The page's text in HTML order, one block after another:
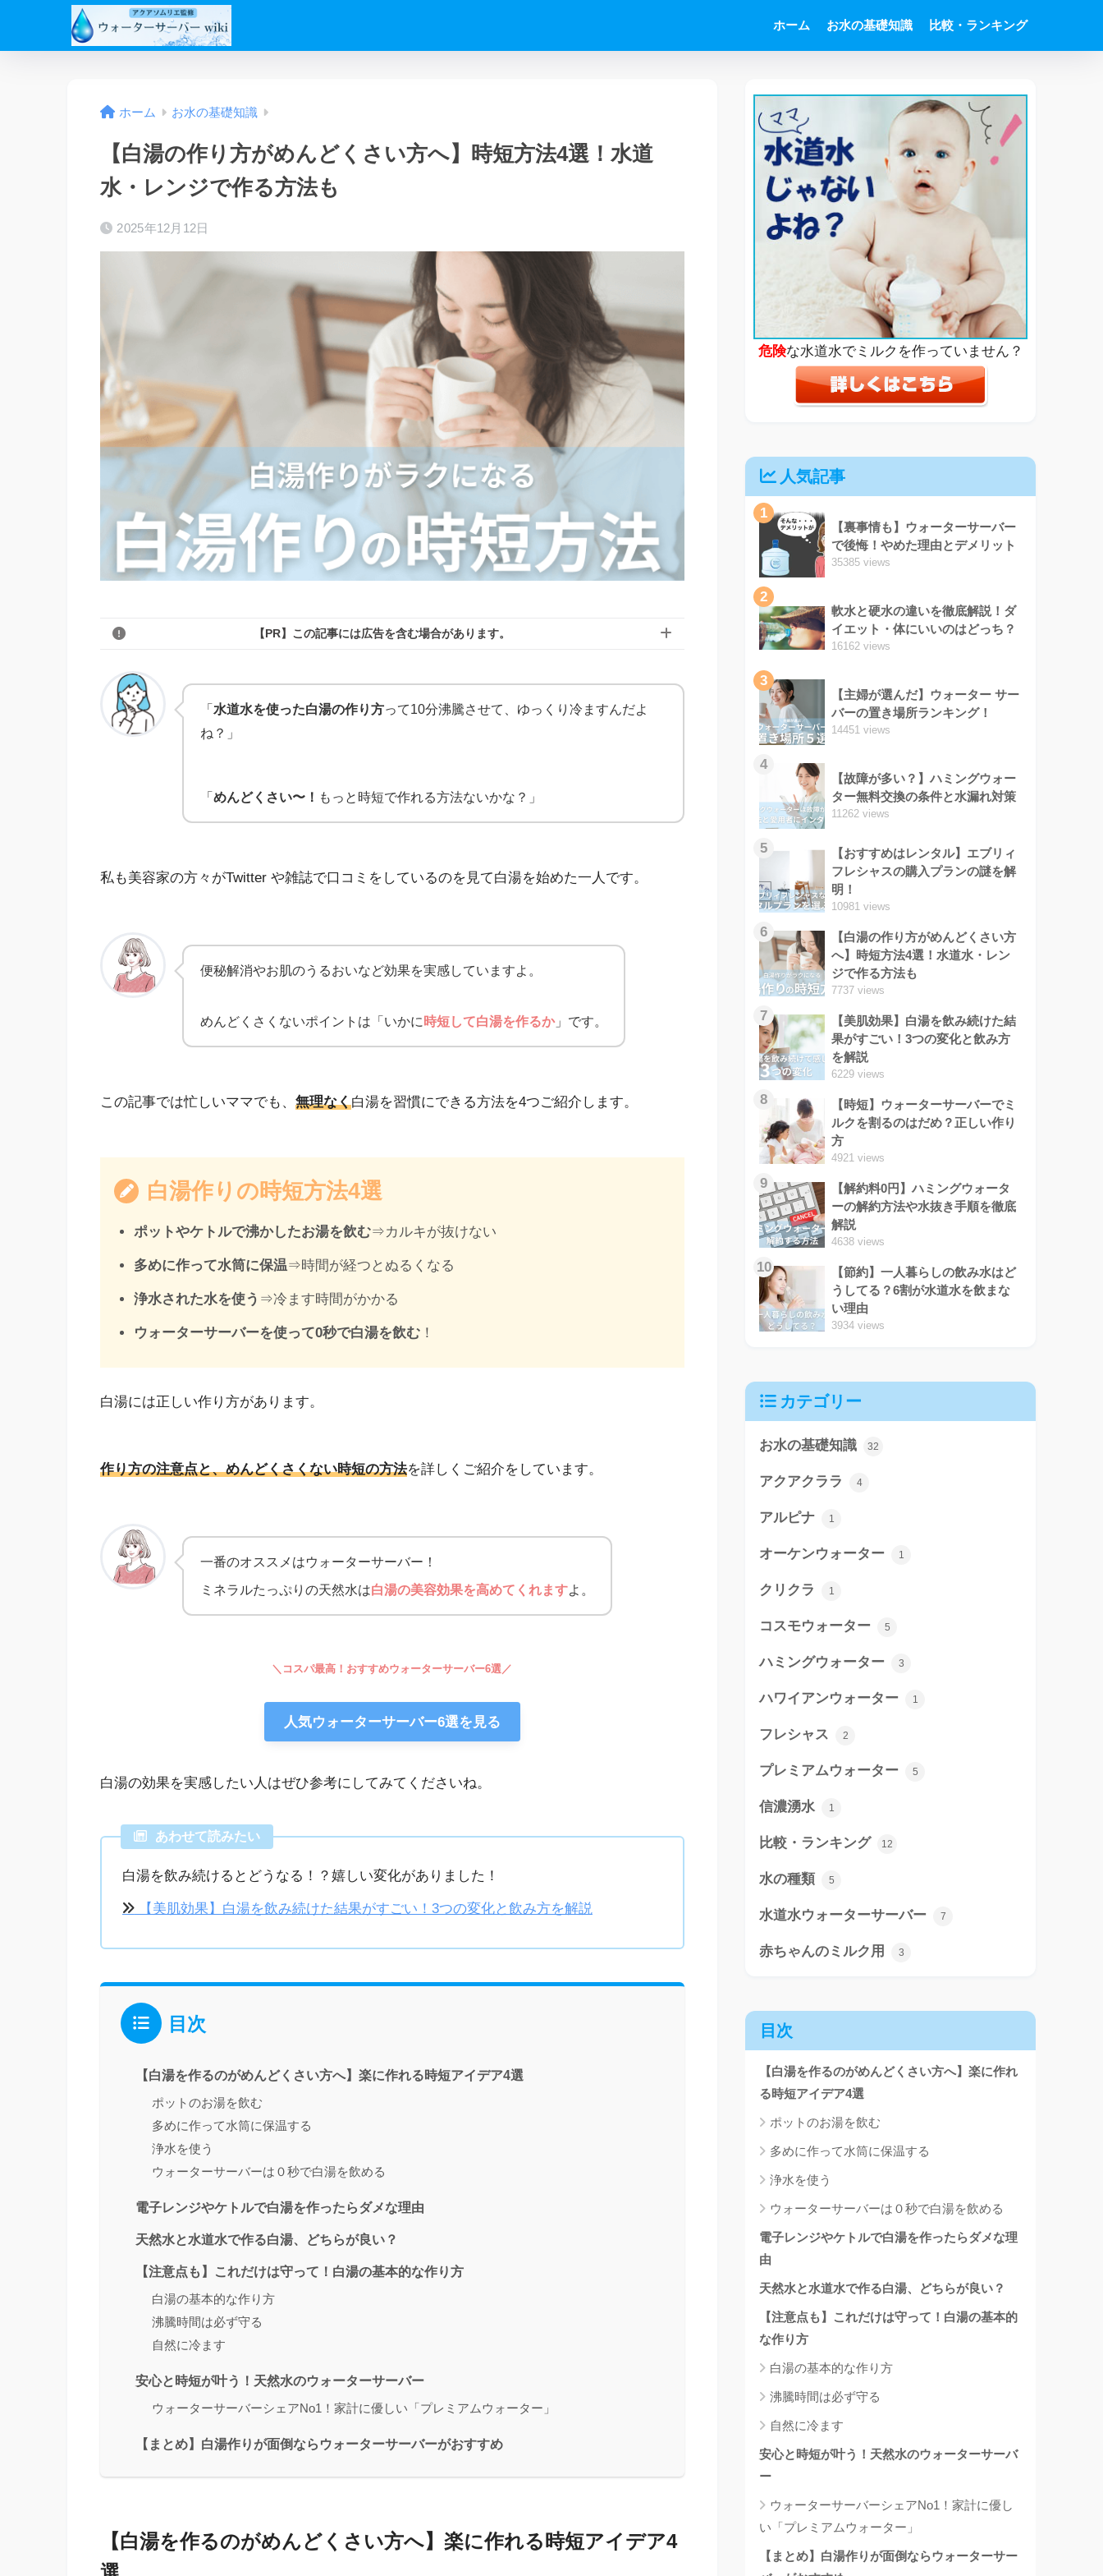
ホーム お水の基礎知識 比較・ランキング
ホーム お水の基礎知識
【白湯の作り方がめんどくさい方へ】時短方法4選！水道
水・レンジで作る方法も
2025年12月12日
【PR】この記事には広告を含む場合があります。
「水道水を使った白湯の作り方って10分沸騰させて、ゆっくり冷ますんだよ
ね？」
「めんどくさい〜！ もっと時短で作れる方法ないかな？」
私も美容家の方々がTwitter や雑誌で口コミをしているのを見て白湯を始めた一人です。
便秘解消やお肌のうるおいなど効果を実感していますよ。
めんどくさくないポイントは「いかに時短して白湯を作るか」です。
この記事では忙しいママでも、 無理なく白湯を習慣にできる方法を4つご紹介します。
白湯作りの時短方法4選
ポットやケトルで沸かしたお湯を飲む⇒カルキが抜けない
多めに作って水筒に保温⇒時間が経つとぬるくなる
浄水された水を使う ⇒冷ます時間がかかる
ウォーターサーバーを使って0秒で白湯を飲む ！
白湯には正しい作り方があります。
作り方の注意点と、めんどくさくない時短の方法を詳しくご紹介をしています。
一番のオススメはウォーターサーバー！
ミネラルたっぷりの天然水は白湯の美容効果を高めてくれますよ。
＼コスパ最高！おすすめウォーターサーバー6選／
人気ウォーターサーバー6選を見る
白湯の効果を実感したい人はぜひ参考にしてみてくださいね。
あわせて読みたい
白湯を飲み続けるとどうなる！？嬉しい変化がありました！
【美肌効果】白湯を飲み続けた結果がすごい！3つの変化と飲み方を解説
目次
【白湯を作るのがめんどくさい方へ】楽に作れる時短アイデア4選
ポットのお湯を飲む
多めに作って水筒に保温する
浄水を使う
ウォーターサーバーは０秒で白湯を飲める
電子レンジやケトルで白湯を作ったらダメな理由
天然水と水道水で作る白湯、どちらが良い？
【注意点も】これだけは守って！白湯の基本的な作り方
白湯の基本的な作り方
沸騰時間は必ず守る
自然に冷ます
安心と時短が叶う！天然水のウォーターサーバー
ウォーターサーバーシェアNo1！家計に優しい「プレミアムウォーター」
【まとめ】白湯作りが面倒ならウォーターサーバーがおすすめ
【白湯を作るのがめんどくさい方へ】楽に作れる時短アイデア4
危険な水道水でミルクを作っていません？
人気記事
1
【裏事情も】ウォーターサーバー
で後悔！やめた理由とデメリット
35385 views
2
軟水と硬水の違いを徹底解説！ダ
イエット・体にいいのはどっち？
16162 views
3
【主婦が選んだ】ウォーター サー
バーの置き場所ランキング！
14451 views
4
【故障が多い？】ハミングウォー
ター無料交換の条件と水漏れ対策
11262 views
5
【おすすめはレンタル】エブリィ
フレシャスの購入プランの謎を解
明！
10981 views
6
【白湯の作り方がめんどくさい方
へ】時短方法4選！水道水・レン
ジで作る方法も
7737 views
7
【美肌効果】白湯を飲み続けた結
果がすごい！3つの変化と飲み方
を解説
6229 views
8
【時短】ウォーターサーバーでミ
ルクを割るのはだめ？正しい作り
方
4921 views
9
【解約料0円】ハミングウォータ
ーの解約方法や水抜き手順を徹底
解説
4638 views
10
【節約】一人暮らしの飲み水はど
うしてる？6割が水道水を飲まな
い理由
3934 views
カテゴリー
お水の基礎知識 32
アクアクララ 4
アルピナ 1
オーケンウォーター 1
クリクラ 1
コスモウォーター 5
ハミングウォーター 3
ハワイアンウォーター 1
フレシャス 2
プレミアムウォーター 5
信濃湧水 1
比較・ランキング 12
水の種類 5
水道水ウォーターサーバー 7
赤ちゃんのミルク用 3
目次
【白湯を作るのがめんどくさい方へ】楽に作れ
る時短アイデア4選
ポットのお湯を飲む
多めに作って水筒に保温する
浄水を使う
ウォーターサーバーは０秒で白湯を飲める
電子レンジやケトルで白湯を作ったらダメな理
由
天然水と水道水で作る白湯、どちらが良い？
【注意点も】これだけは守って！白湯の基本的
な作り方
白湯の基本的な作り方
沸騰時間は必ず守る
自然に冷ます
安心と時短が叶う！天然水のウォーターサーバ
ー
ウォーターサーバーシェアNo1！家計に優し
い「プレミアムウォーター」
【まとめ】白湯作りが面倒ならウォーターサー